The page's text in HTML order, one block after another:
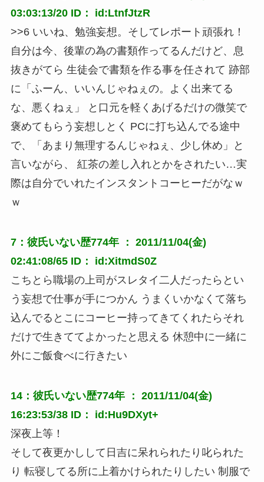
03:03:13/20 ID： id:LtnfJtzR
>>6 いいね、勉強妄想。そしてレポート頑張れ！
自分は今、後輩の為の書類作ってるんだけど、息
抜きがてら 生徒会で書類を作る事を任されて 跡部
に「ふーん、いいんじゃねぇの。よく出来てる
な、悪くねぇ」 と口元を軽くあげるだけの微笑で
褒めてもらう妄想しとく PCに打ち込んでる途中
で、「あまり無理するんじゃねぇ、少し休め」と
言いながら、 紅茶の差し入れとかをされたい…実
際は自分でいれたインスタントコーヒーだがなｗ
ｗ
7：彼氏いない歴774年 ： 2011/11/04(金)
02:41:08/65 ID： id:XitmdS0Z
こちとら職場の上司がスレタイ二人だったらとい
う妄想で仕事が手につかん うまくいかなくて落ち
込んでるとこにコーヒー持ってきてくれたらそれ
だけで生きててよかったと思える 休憩中に一緒に
外にご飯食べに行きたい
14：彼氏いない歴774年 ： 2011/11/04(金)
16:23:53/38 ID： id:Hu9DXyt+
深夜上等！
そして夜更かしして日吉に呆れられたり叱られた
り 転寝してる所に上着かけられたりしたい 制服で